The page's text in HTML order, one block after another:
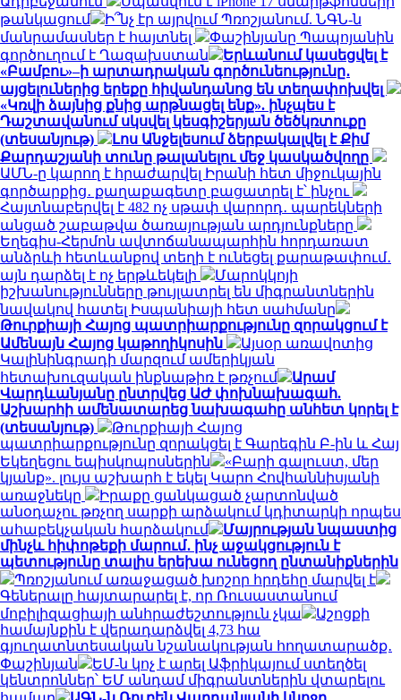
թանկացում
Ի՞նչ էր այրվում Պռոշյանում. ՆԳՆ-ն
մանրամասներ է հայտնել
Փաշինյանը Պապոյանին
գործուղում է Ղազախստան
Երևանում կասեցվել է
«Բամբու»–ի արտադրական գործունեությունը․
այցելուներից երեքը հիվանդանոց են տեղափոխվել
«Կռվի ձայնից քնից արթնացել ենք». ինչպես է
Դաշտավանում սկսվել կեսգիշերյան ծեծկռտուքը
(տեսանյութ)
Լոս Անջելեսում ձերբակալվել է Քիմ
Քարդաշյանի տունը թալանելու մեջ կասկածվողը
ԱՄՆ-ը կարող է հրաժարվել Իրանի հետ միջուկային
գործարքից․ քաղաքագետը բացատրել է՝ ինչու
Հայտնաբերվել է 482 ոչ սթափ վարորդ․ պարեկների
անցած շաբաթվա ծառայության արդյունքները
Եղեգիս-Հերմոն ավտոճանապարհին հորդառատ
անձրևի հետևանքով տեղի է ունեցել քարաթափում․
այն դարձել է ոչ երթևեկելի
Մարոկկոյի
իշխանությունները թույլատրել են միգրանտներին
նավակով հատել Իսպանիայի հետ սահմանը
Թուրքիայի Հայոց պատրիարքությունը զորակցում է
Ամենայն Հայոց կաթողիկոսին
Այսօր առավոտից
Կալինինգրադի մարզում ամերիկյան
հետախուզական ինքնաթիռ է թռչում
Արամ
Վարդևանյանը ընտրվեց ԱԺ փոխնախագահ.
Աշխարհի ամենատարեց նախագահը անհետ կորել է
(տեսանյութ)
Թուրքիայի Հայոց
պատրիարքությունը զորակցել է Գարեգին Բ-ին և Հայ
Եկեղեցու եպիսկոպոսներին
«Բարի գալուստ, մեր
կյանք». լույս աշխարհ է եկել Կարո Հովհաննիսյանի
առաջնեկը
Իրաքը ցանկացած չարտոնված
անօդաչու թռչող սարքի արձակում կդիտարկի որպես
ահաբեկչական հարձակում
Մայրության նպաստից
մինչև հիփոթեքի մարում․ ինչ աջակցություն է
պետությունը տալիս երեխա ունեցող ընտանիքներին
Պռոշյանում առաջացած խոշոր հրդեհը մարվել է
Գեներալը հայտարարել է, որ Ռուսաստանում
մոբիլիզացիայի անհրաժեշտություն չկա
Աշոցքի
համայնքին է վերադարձվել 4,73 հա
գյուղատնտեսական նշանակության հողատարածք․
Փաշինյան
ԵՄ-ն կոչ է արել Աֆրիկայում ստեղծել
կենտրոններ՝ ԵՄ անդամ միգրանտներին վտարելու